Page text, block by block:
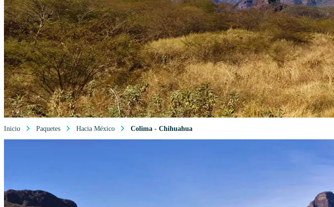
Inicio Paquetes Hacia México Colima - Chihuahua